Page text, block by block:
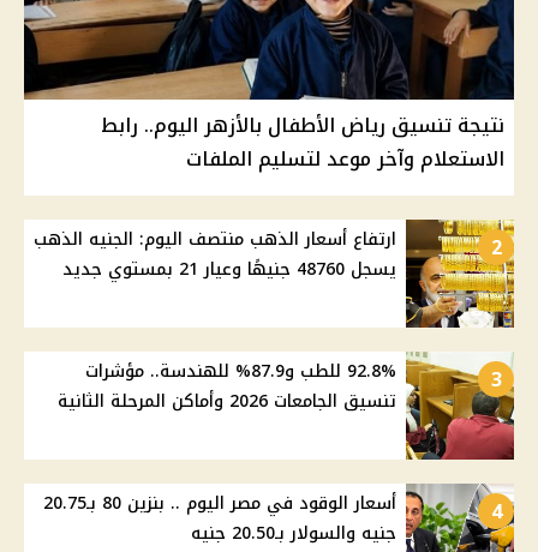
نتيجة تنسيق رياض الأطفال بالأزهر اليوم.. رابط
الاستعلام وآخر موعد لتسليم الملفات
2
ارتفاع أسعار الذهب منتصف اليوم: الجنيه الذهب
يسجل 48760 جنيهًا وعيار 21 بمستوي جديد
3
92.8% للطب و87.9% للهندسة.. مؤشرات
تنسيق الجامعات 2026 وأماكن المرحلة الثانية
4
أسعار الوقود في مصر اليوم .. بنزين 80 بـ20.75
جنيه والسولار بـ20.50 جنيه